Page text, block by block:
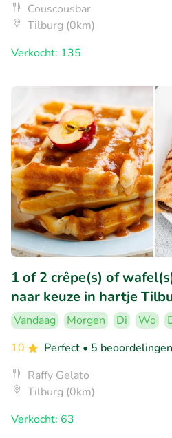
Couscousbar
Tilburg (0km)
Verkocht: 135
1 of 2 crêpe(s) of
naar keuze in hartje
Vandaag Morgen Di Wo
10
Perfect • 5 beoordelingen
Raffy Gelato
Tilburg (0km)
Verkocht: 63